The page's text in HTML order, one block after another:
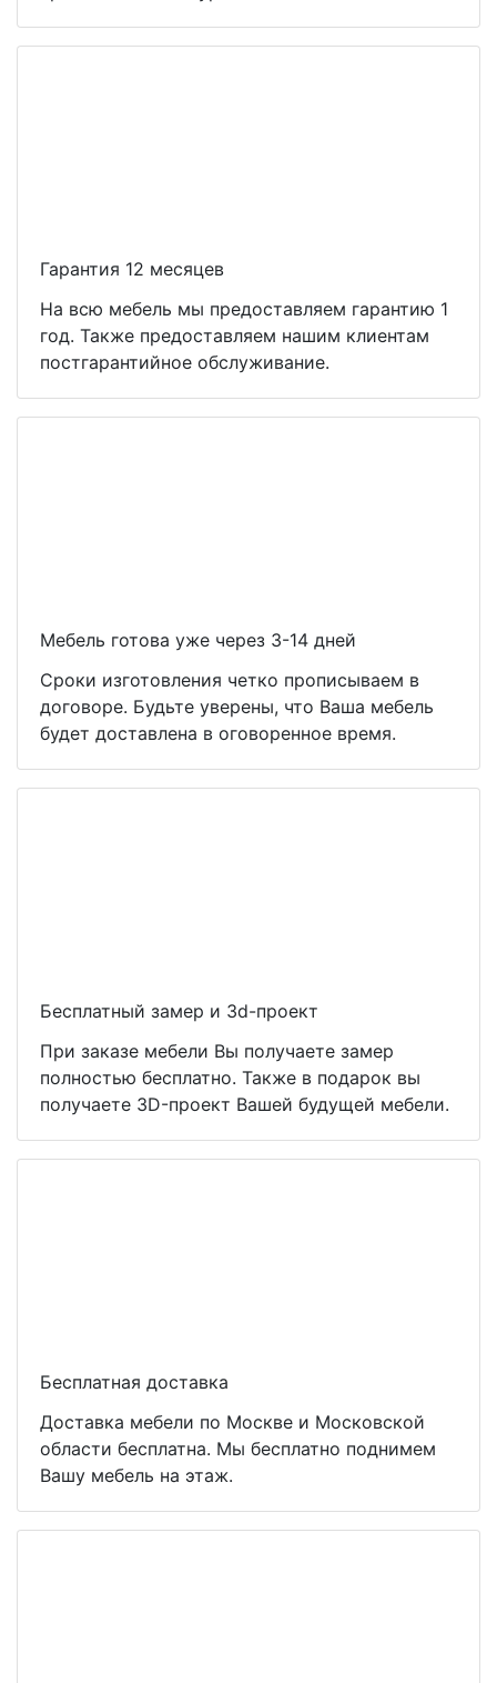
Гарантия 12 месяцев
На всю мебель мы предоставляем гарантию 1
год. Также предоставляем нашим клиентам
постгарантийное обслуживание.
Мебель готова уже через 3-14 дней
Сроки изготовления четко прописываем в
договоре. Будьте уверены, что Ваша мебель
будет доставлена в оговоренное время.
Бесплатный замер и 3d-проект
При заказе мебели Вы получаете замер
полностью бесплатно. Также в подарок вы
получаете 3D-проект Вашей будущей мебели.
Бесплатная доставка
Доставка мебели по Москве и Московской
области бесплатна. Мы бесплатно поднимем
Вашу мебель на этаж.